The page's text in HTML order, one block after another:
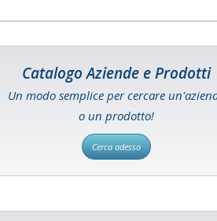
Catalogo Aziende e Prodotti
Un modo semplice per cercare
o un prodotto!
Cerca adesso